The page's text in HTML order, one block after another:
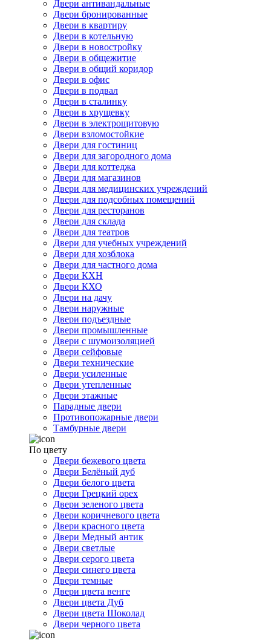
Двери антивандальные
Двери бронированные
Двери в квартиру
Двери в котельную
Двери в новостройку
Двери в общежитие
Двери в общий коридор
Двери в офис
Двери в подвал
Двери в сталинку
Двери в хрущевку
Двери в электрощитовую
Двери взломостойкие
Двери для гостиниц
Двери для загородного дома
Двери для коттеджа
Двери для магазинов
Двери для медицинских учреждений
Двери для подсобных помещений
Двери для ресторанов
Двери для склада
Двери для театров
Двери для учебных учреждений
Двери для хозблока
Двери для частного дома
Двери КХН
Двери КХО
Двери на дачу
Двери наружные
Двери подъездные
Двери промышленные
Двери с шумоизоляцией
Двери сейфовые
Двери технические
Двери усиленные
Двери утепленные
Двери этажные
Парадные двери
Противопожарные двери
Тамбурные двери
По цвету
Двери бежевого цвета
Двери Белёный дуб
Двери белого цвета
Двери Грецкий орех
Двери зеленого цвета
Двери коричневого цвета
Двери красного цвета
Двери Медный антик
Двери светлые
Двери серого цвета
Двери синего цвета
Двери темные
Двери цвета венге
Двери цвета Дуб
Двери цвета Шоколад
Двери черного цвета